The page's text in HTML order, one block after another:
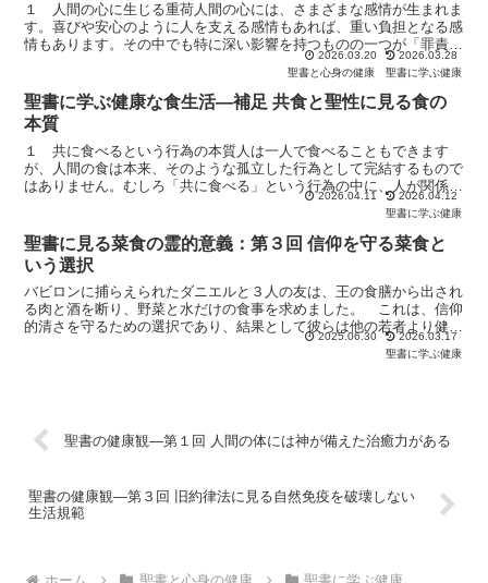
１ 人間の心に生じる重荷人間の心には、さまざまな感情が生まれま
す。喜びや安心のように人を支える感情もあれば、重い負担となる感
情もあります。その中でも特に深い影響を持つものの一つが「罪責
感」です。人は、自分が誤ったことをしたと感じるとき、心の...
2026.03.20
2026.03.28
聖書と心身の健康
聖書に学ぶ健康
聖書に学ぶ健康な食生活―補足 共食と聖性に見る食の
本質
１ 共に食べるという行為の本質人は一人で食べることもできます
が、人間の食は本来、そのような孤立した行為として完結するもので
はありません。むしろ「共に食べる」という行為の中に、人が関係の
中で生きる存在であるという本質が現れます。食事は単に身体...
2026.04.11
2026.04.12
聖書に学ぶ健康
聖書に見る菜食の霊的意義：第３回 信仰を守る菜食と
いう選択
バビロンに捕らえられたダニエルと３人の友は、王の食膳から出され
る肉と酒を断り、野菜と水だけの食事を求めました。 これは、信仰
的清さを守るための選択であり、結果として彼らは他の若者より健康
で、顔色もよく、さらに神から知識と理解の祝福を受けるこ...
2025.06.30
2026.03.17
聖書に学ぶ健康
聖書の健康観―第１回 人間の体には神が備えた治癒力がある
聖書の健康観―第３回 旧約律法に見る自然免疫を破壊しない
生活規範